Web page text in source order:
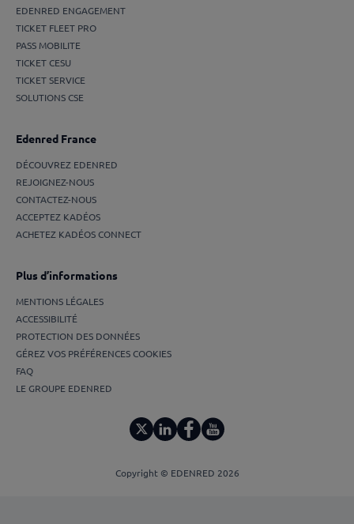
EDENRED ENGAGEMENT
TICKET FLEET PRO
PASS MOBILITE
TICKET CESU
TICKET SERVICE
SOLUTIONS CSE
Edenred France
DÉCOUVREZ EDENRED
REJOIGNEZ-NOUS
CONTACTEZ-NOUS
ACCEPTEZ KADÉOS
ACHETEZ KADÉOS CONNECT
Plus d’informations
MENTIONS LÉGALES
ACCESSIBILITÉ
PROTECTION DES DONNÉES
GÉREZ VOS PRÉFÉRENCES COOKIES
FAQ
LE GROUPE EDENRED
Copyright © EDENRED 2026